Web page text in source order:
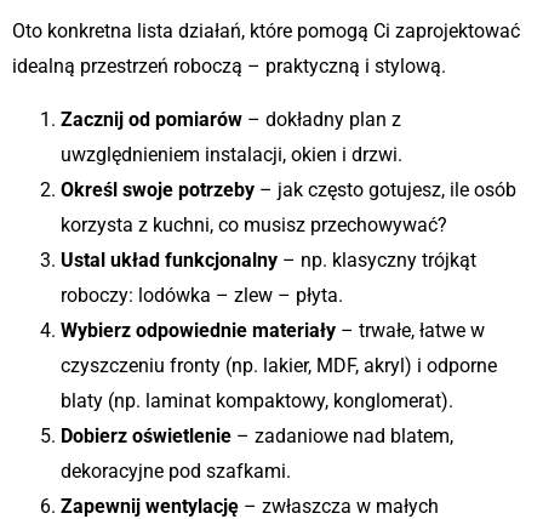
Oto konkretna lista działań, które pomogą Ci zaprojektować
idealną przestrzeń roboczą – praktyczną i stylową.
Zacznij od pomiarów – dokładny plan z
uwzględnieniem instalacji, okien i drzwi.
Określ swoje potrzeby – jak często gotujesz, ile osób
korzysta z kuchni, co musisz przechowywać?
Ustal układ funkcjonalny – np. klasyczny trójkąt
roboczy: lodówka – zlew – płyta.
Wybierz odpowiednie materiały – trwałe, łatwe w
czyszczeniu fronty (np. lakier, MDF, akryl) i odporne
blaty (np. laminat kompaktowy, konglomerat).
Dobierz oświetlenie – zadaniowe nad blatem,
dekoracyjne pod szafkami.
Zapewnij wentylację – zwłaszcza w małych